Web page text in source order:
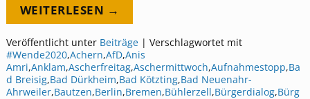
WEITERLESEN →
Veröffentlicht unter Beiträge| Verschlagwortet mit
#Wende2020,Achern,AfD,Anis
Amri,Anklam,Ascherfreitag,Aschermittwoch,Aufnahmestopp,Ba
d Breisig,Bad Dürkheim,Bad Kötzting,Bad Neuenahr-
Ahrweiler,Bautzen,Berlin,Bremen,Bühlerzell,Bürgerdialog,Bürg